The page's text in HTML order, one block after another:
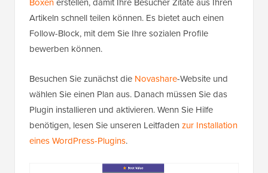
Artikeln schnell teilen können. Es bietet auch einen
Follow-Block, mit dem Sie Ihre sozialen Profile
bewerben können.
Besuchen Sie zunächst die Novashare-Website und
wählen Sie einen Plan aus. Danach müssen Sie das
Plugin installieren und aktivieren. Wenn Sie Hilfe
benötigen, lesen Sie unseren Leitfaden zur Installation
eines WordPress-Plugins.